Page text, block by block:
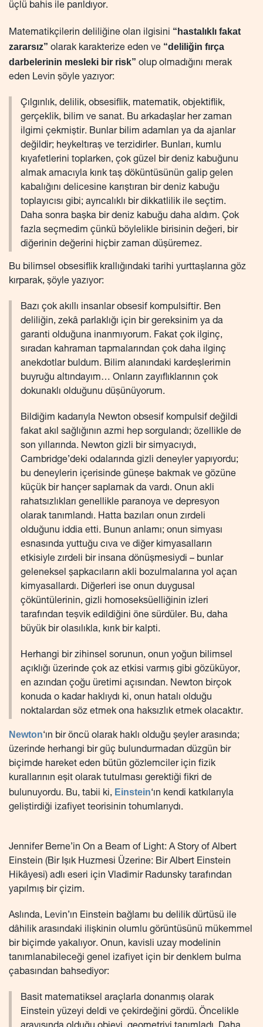
üçlü bahis ile parıldıyor.
Matematikçilerin deliliğine olan ilgisini “hastalıklı fakat
zararsız” olarak karakterize eden ve “deliliğin fırça
darbelerinin mesleki bir risk” olup olmadığını merak
eden Levin şöyle yazıyor:
Çılgınlık, delilik, obsesiflik, matematik, objektiflik,
gerçeklik, bilim ve sanat. Bu arkadaşlar her zaman
ilgimi çekmiştir. Bunlar bilim adamları ya da ajanlar
değildir; heykeltıraş ve terzidirler. Bunları, kumlu
kıyafetlerini toplarken, çok güzel bir deniz kabuğunu
almak amacıyla kırık taş döküntüsünün galip gelen
kabalığını delicesine karıştıran bir deniz kabuğu
toplayıcısı gibi; ayrıcalıklı bir dikkatlilik ile seçtim.
Daha sonra başka bir deniz kabuğu daha aldım. Çok
fazla seçmedim çünkü böylelikle birisinin değeri, bir
diğerinin değerini hiçbir zaman düşüremez.
Bu bilimsel obsesiflik krallığındaki tarihi yurttaşlarına göz
kırparak, şöyle yazıyor:
Bazı çok akıllı insanlar obsesif kompulsiftir. Ben
deliliğin, zekâ parlaklığı için bir gereksinim ya da
garanti olduğuna inanmıyorum. Fakat çok ilginç,
sıradan kahraman tapmalarından çok daha ilginç
anekdotlar buldum. Bilim alanındaki kardeşlerimin
buyruğu altındayım… Onların zayıflıklarının çok
dokunaklı olduğunu düşünüyorum.
Bildiğim kadarıyla Newton obsesif kompulsif değildi
fakat akıl sağlığının azmi hep sorgulandı; özellikle de
son yıllarında. Newton gizli bir simyacıydı,
Cambridge’deki odalarında gizli deneyler yapıyordu;
bu deneylerin içerisinde güneşe bakmak ve gözüne
küçük bir hançer saplamak da vardı. Onun akli
rahatsızlıkları genellikle paranoya ve depresyon
olarak tanımlandı. Hatta bazıları onun zırdeli
olduğunu iddia etti. Bunun anlamı; onun simyası
esnasında yuttuğu cıva ve diğer kimyasalların
etkisiyle zırdeli bir insana dönüşmesiydi – bunlar
geleneksel şapkacıların akli bozulmalarına yol açan
kimyasallardı. Diğerleri ise onun duygusal
çöküntülerinin, gizli homoseksüelliğinin izleri
tarafından teşvik edildiğini öne sürdüler. Bu, daha
büyük bir olasılıkla, kırık bir kalpti.
Herhangi bir zihinsel sorunun, onun yoğun bilimsel
açıklığı üzerinde çok az etkisi varmış gibi gözüküyor,
en azından çoğu üretimi açısından. Newton birçok
konuda o kadar haklıydı ki, onun hatalı olduğu
noktalardan söz etmek ona haksızlık etmek olacaktır.
Newton‘ın bir öncü olarak haklı olduğu şeyler arasında;
üzerinde herhangi bir güç bulundurmadan düzgün bir
biçimde hareket eden bütün gözlemciler için fizik
kurallarının eşit olarak tutulması gerektiği fikri de
bulunuyordu. Bu, tabii ki, Einstein‘ın kendi katkılarıyla
geliştirdiği izafiyet teorisinin tohumlarıydı.
Jennifer Berne’in On a Beam of Light: A Story of Albert
Einstein (Bir Işık Huzmesi Üzerine: Bir Albert Einstein
Hikâyesi) adlı eseri için Vladimir Radunsky tarafından
yapılmış bir çizim.
Aslında, Levin’ın Einstein bağlamı bu delilik dürtüsü ile
dâhilik arasındaki ilişkinin olumlu görüntüsünü mükemmel
bir biçimde yakalıyor. Onun, kavisli uzay modelinin
tanımlanabileceği genel izafiyet için bir denklem bulma
çabasından bahsediyor:
Basit matematiksel araçlarla donanmış olarak
Einstein yüzeyi deldi ve çekirdeğini gördü. Öncelikle